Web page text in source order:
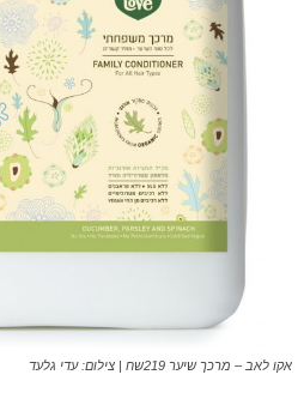
אקו לאב – מרכך שיער 219שח | צילום: עדי גלעד